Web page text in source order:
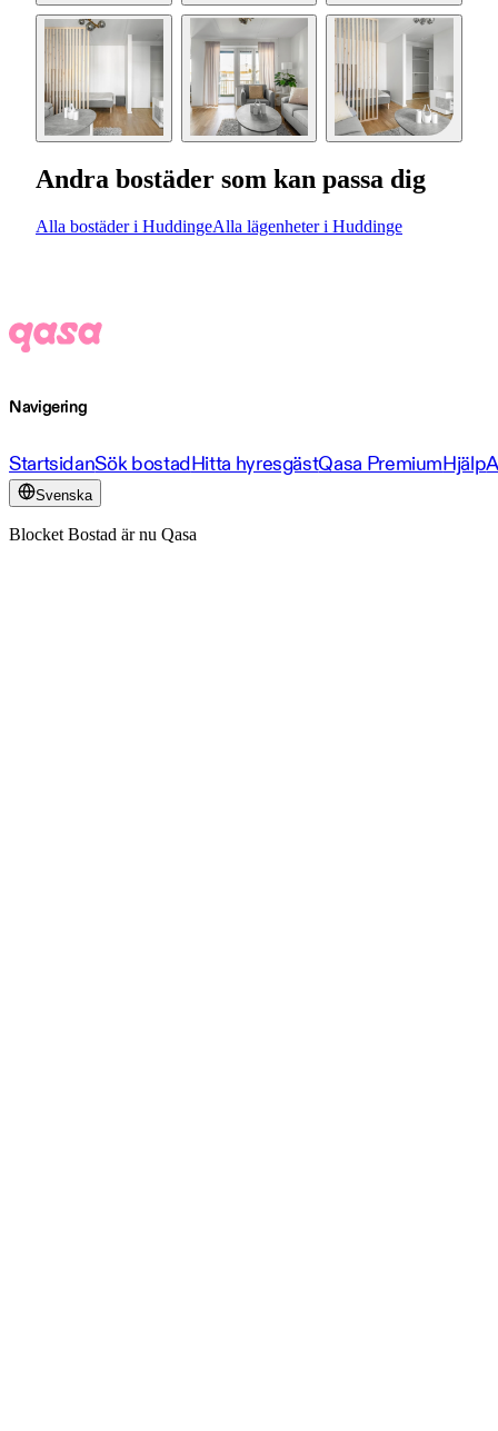
Andra bostäder som kan passa dig
Alla bostäder i HuddingeAlla lägenheter i Huddinge
Navigering
StartsidanSök bostadHitta hyresgästQasa PremiumHjälp
Svenska
Blocket Bostad är nu Qasa